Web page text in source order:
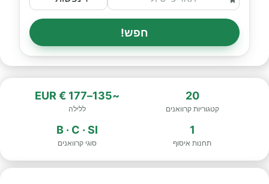
חפש!
20
קטגוריות קרוואנים
~135–177 € EUR
ללילה
1
תחנות איסוף
B · C · SI
סוגי קרוואנים